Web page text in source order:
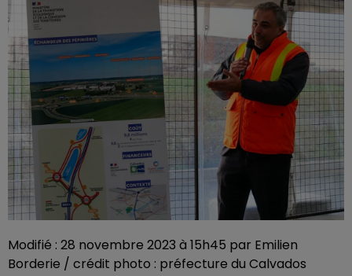
Modifié : 28 novembre 2023 à 15h45 par Emilien
Borderie / crédit photo : préfecture du Calvados